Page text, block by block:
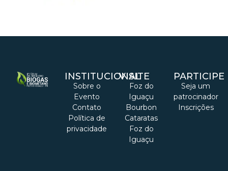
INSTITUCIONAL
Sobre o
Evento
Contato
Política de
privacidade
VISITE
Foz do
Iguaçu
Bourbon
Cataratas
Foz do
Iguaçu
PARTICIPE
Seja um
patrocinador
Inscrições